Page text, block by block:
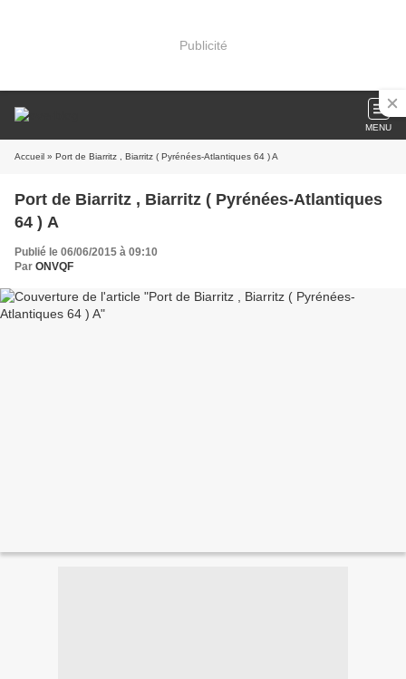
Publicité
MENU
Accueil » Port de Biarritz , Biarritz ( Pyrénées-Atlantiques 64 ) A
Port de Biarritz , Biarritz ( Pyrénées-Atlantiques
64 ) A
Publié le 06/06/2015 à 09:10
Par ONVQF